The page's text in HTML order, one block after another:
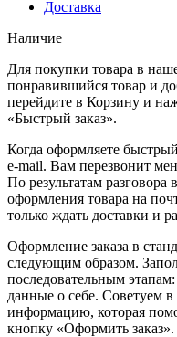
Доставка
Наличие
Для покупки товара в
понравившийся товар и
перейдите в Корзину и
«Быстрый заказ».
Когда оформляете
e-mail. Вам перезвонит
По результатам
оформления товара на
только ждать доставки и
Оформление заказа в
следующим образом.
последовательным
данные о себе. Советуем
информацию, которая
кнопку «Оформить заказ».